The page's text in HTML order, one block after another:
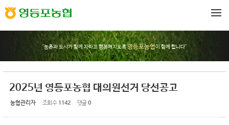
"농촌과 도시가 함께 자라고 행복해지도록영등포농협이 함께 합니다"
2025년 영등포농협 대의원선거 당선공고
농협관리자 조회 수 1142 댓글0